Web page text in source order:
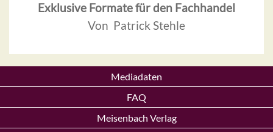
Exklusive Formate für den Fachhandel
Von Patrick Stehle
Mediadaten
FAQ
Meisenbach Verlag